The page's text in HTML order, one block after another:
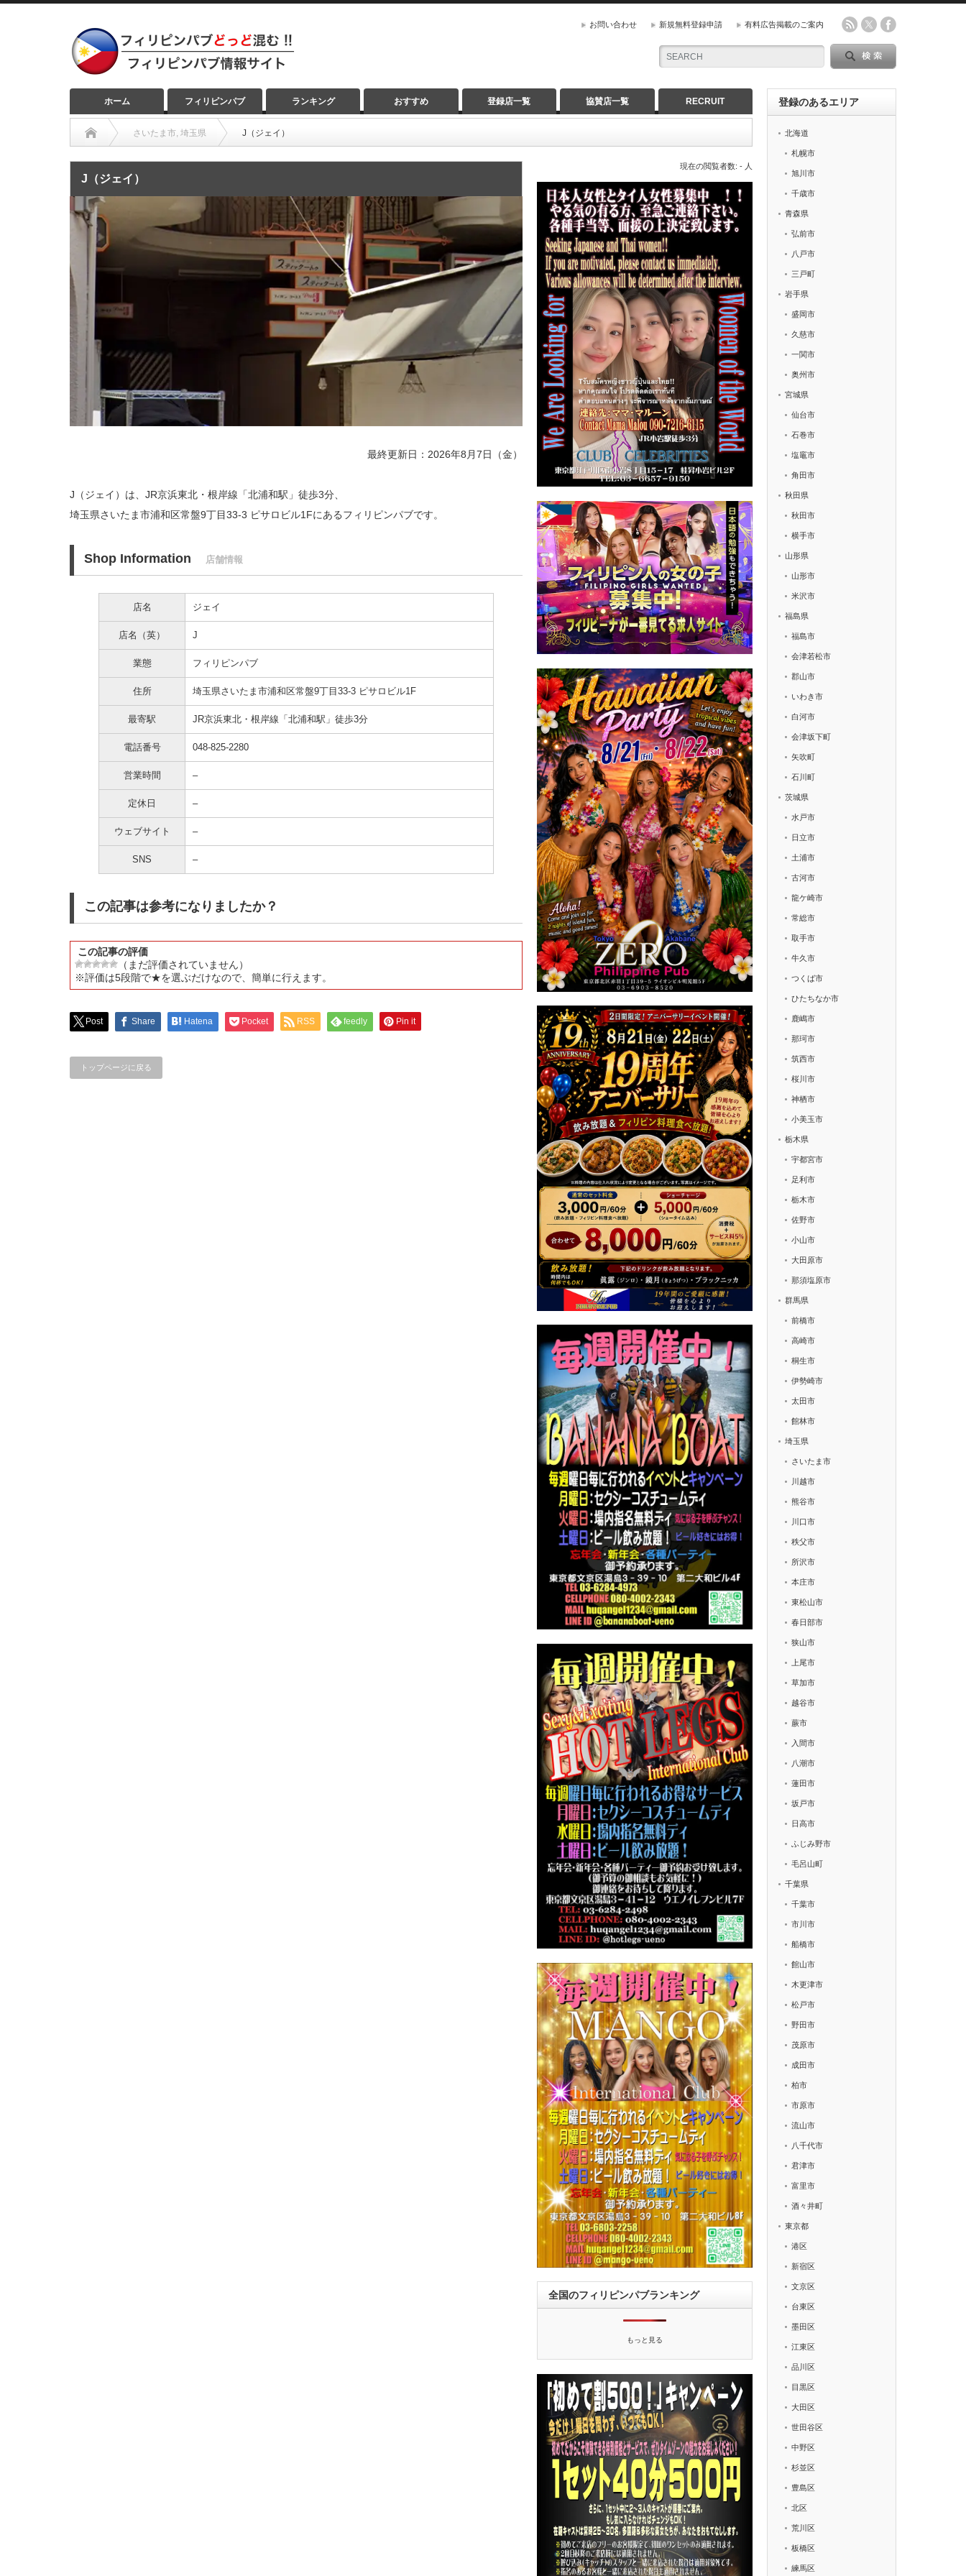
お問い合わせ 新規無料登録申請 有料広告掲載のご案内
ホーム フィリピンパブ ランキング おすすめ 登録店一覧 協賛店一覧 RECRUIT
さいたま市, 埼玉県 J（ジェイ）
J（ジェイ）
最終更新日：2026年8月7日（金）
J（ジェイ）は、JR京浜東北・根岸線「北浦和駅」徒歩3分、
埼玉県さいたま市浦和区常盤9丁目33-3 ピサロビル1Fにあるフィリピンパブです。
Shop Information 店舗情報
店名 ジェイ
店名（英） J
業態 フィリピンパブ
住所 埼玉県さいたま市浦和区常盤9丁目33-3 ピサロビル1F
最寄駅 JR京浜東北・根岸線「北浦和駅」徒歩3分
電話番号 048-825-2280
営業時間 –
定休日 –
ウェブサイト –
SNS –
この記事は参考になりましたか？
この記事の評価
（まだ評価されていません）
※評価は5段階で★を選ぶだけなので、簡単に行えます。
Post Share Hatena Pocket RSS feedly Pin it
トップページに戻る
現在の閲覧者数: - 人
全国のフィリピンパブランキング
もっと見る
登録のあるエリア
北海道
札幌市
旭川市
千歳市
青森県
弘前市
八戸市
三戸町
岩手県
盛岡市
久慈市
一関市
奥州市
宮城県
仙台市
石巻市
塩竈市
角田市
秋田県
秋田市
横手市
山形県
山形市
米沢市
福島県
福島市
会津若松市
郡山市
いわき市
白河市
会津坂下町
矢吹町
石川町
茨城県
水戸市
日立市
土浦市
古河市
龍ケ崎市
常総市
取手市
牛久市
つくば市
ひたちなか市
鹿嶋市
那珂市
筑西市
桜川市
神栖市
小美玉市
栃木県
宇都宮市
足利市
栃木市
佐野市
小山市
大田原市
那須塩原市
群馬県
前橋市
高崎市
桐生市
伊勢崎市
太田市
館林市
埼玉県
さいたま市
川越市
熊谷市
川口市
秩父市
所沢市
本庄市
東松山市
春日部市
狭山市
上尾市
草加市
越谷市
蕨市
入間市
八潮市
蓮田市
坂戸市
日高市
ふじみ野市
毛呂山町
千葉県
千葉市
市川市
船橋市
館山市
木更津市
松戸市
野田市
茂原市
成田市
柏市
市原市
流山市
八千代市
君津市
富里市
酒々井町
東京都
港区
新宿区
文京区
台東区
墨田区
江東区
品川区
目黒区
大田区
世田谷区
中野区
杉並区
豊島区
北区
荒川区
板橋区
練馬区